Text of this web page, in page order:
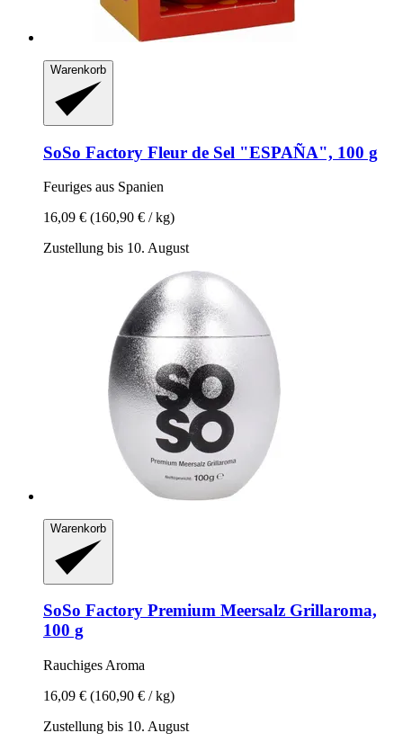
Warenkorb
SoSo Factory Fleur de Sel "ESPAÑA", 100 g
Feuriges aus Spanien
16,09 € (160,90 € / kg)
Zustellung bis 10. August
Warenkorb
SoSo Factory Premium Meersalz Grillaroma,
100 g
Rauchiges Aroma
16,09 € (160,90 € / kg)
Zustellung bis 10. August